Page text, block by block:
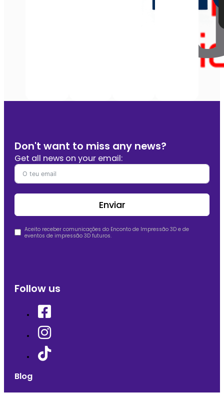
Don't want to miss any news?
Get all news on your email:
Enviar
Aceito receber comunicações do Enconto de Impressão 3D e de
eventos de impressão 3D futuros.
Follow us
Blog